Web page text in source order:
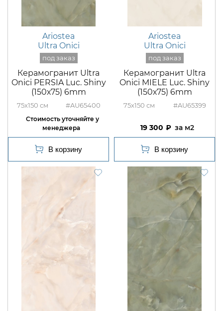
Ariostea
Ultra Onici
Керамогранит Ultra
Onici PERSIA Luc. Shiny
(150х75) 6mm
75x150 #AU65400
Ariostea
Ultra Onici
Керамогранит Ultra
Onici MIELE Luc. Shiny
(150х75) 6mm
75x150 #AU65399
19 300 м2